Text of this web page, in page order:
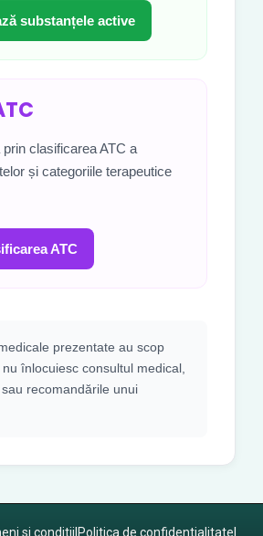
substanțele active
clasificarea ATC a
și categoriile terapeutice
ATC
prezentate au scop
înlocuiesc consultul medical,
recomandările unui
si conditii Politica de confidentialitate